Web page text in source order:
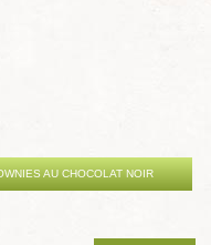
AU CHOCOLAT NOIR